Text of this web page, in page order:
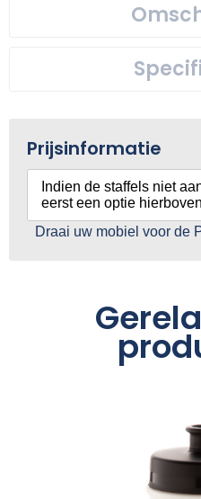
Prijsinformatie
Indien de staffels niet
eerst een optie
Draai uw mobiel voor de